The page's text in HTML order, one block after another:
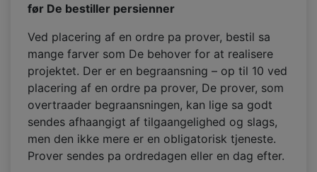
før De bestiller persienner
Ved placering af en ordre pa prover, bestil sa
mange farver som De behover for at realisere
projektet. Der er en begraansning – op til 10 ved
placering af en ordre pa prover, De prover, som
overtraader begraansningen, kan lige sa godt
sendes afhaangigt af tilgaangelighed og slags,
men den ikke mere er en obligatorisk tjeneste.
Prover sendes pa ordredagen eller en dag efter.